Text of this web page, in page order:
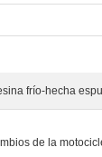
frío-hecha
de la